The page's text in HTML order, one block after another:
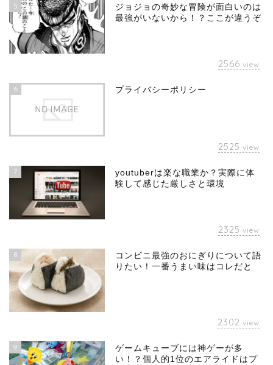
5
ジョジョの奇妙な冒険が面白いのは
最強がいないから！？ここが違うぞ
2566 view
6 プライバシーポリシー
2525 view
7
youtuberは楽な職業か？実際に体
験して感じた厳しさと環境
2325 view
8
コンビニ最強のおにぎりについて語
りたい！一番うまい味はコレだと
2302 view
9
ゲームキューブには神ゲーが多
い！？個人的1位のエアライドはプ